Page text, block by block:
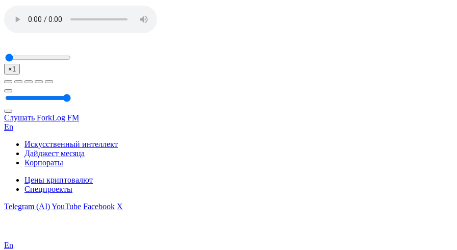
×1
Слушать ForkLog FM
En
Искусственный интеллект
Дайджест месяца
Корпораты
Цены криптовалют
Спецпроекты
Telegram (AI)YouTube Facebook X
En